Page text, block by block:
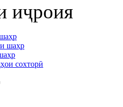
иҷроия
шаҳр
сохторӣ